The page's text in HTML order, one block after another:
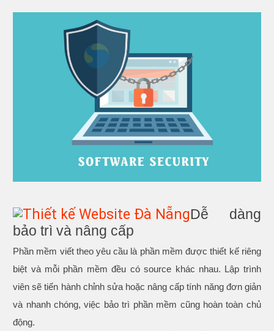
Dễ dàng
bảo trì và nâng cấp
Phần mềm viết theo yêu cầu là phần mềm được thiết kế riêng
biệt và mỗi phần mềm đều có source khác nhau. Lập trình
viên sẽ tiến hành chỉnh sửa hoặc nâng cấp tính năng đơn giản
và nhanh chóng, việc bảo trì phần mềm cũng hoàn toàn chủ
động.